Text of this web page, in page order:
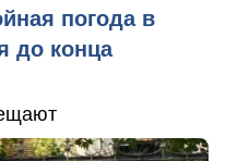
погода в
до конца